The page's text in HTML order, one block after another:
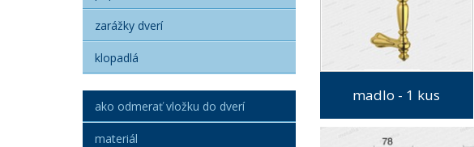
zarážky dverí
klopadlá
ako odmerať vložku do dverí
materiál
madlo - 1 kus